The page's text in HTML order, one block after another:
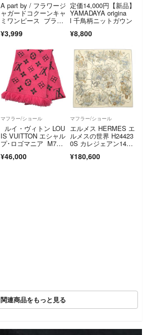
A part by / フラワージ
ャガードコクーンキャ
ミワンピース ブラッ
¥3,999
定価14,000円【新品】
YAMADAYA origina
l 千鳥柄ニットガウン
¥8,800
マフラー/ショール
ルイ・ヴィトン LOU
IS VUITTON エシャル
プ･ロゴマニア M760
ク レディース マフラ
¥46,000
マフラー/ショール
エルメス HERMES エ
ルメスの世界 H24423
0S カレジェアン14
¥180,600
関連商品をもっと見る